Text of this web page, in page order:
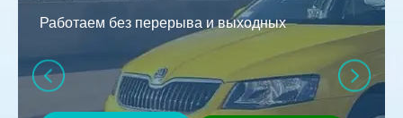
Работаем без перерыва и выходных